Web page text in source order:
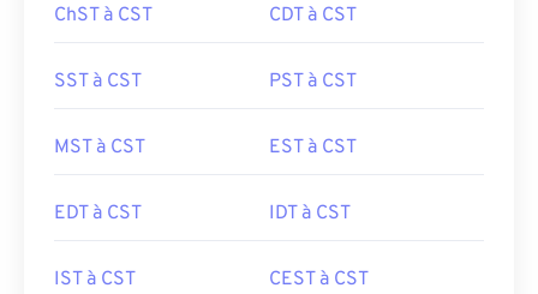
ChST à CST CDT à CST
SST à CST PST à CST
MST à CST EST à CST
EDT à CST IDT à CST
IST à CST CEST à CST